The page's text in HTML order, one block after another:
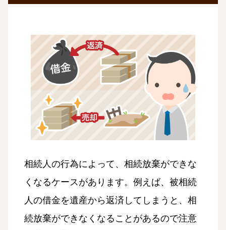
相続人の行為によって、相続放棄ができな
くなるケースがあります。例えば、被相続
人の借金を遺産から返済してしまうと、相
続放棄ができなくなることがあるので注意